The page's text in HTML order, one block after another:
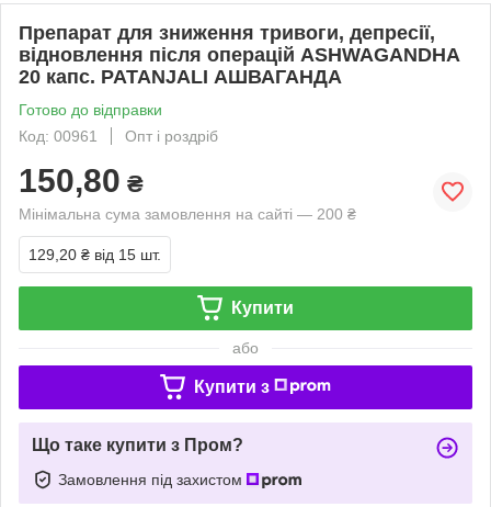
Препарат для зниження тривоги, депресії,
відновлення після операцій ASHWAGANDHA
20 капс. PATANJALI АШВАГАНДА
Готово до відправки
Код: 00961
Опт і роздріб
150,80 ₴
Мінімальна сума замовлення на сайті — 200 ₴
129,20 ₴ від 15 шт.
Купити
або
Купити з
Що таке купити з Пром?
Замовлення під захистом